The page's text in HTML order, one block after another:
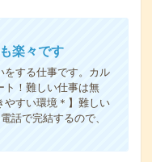
楽々です
をする仕事です。カル
ト！難しい仕事は無
やすい環境＊】難しい
話で完結するので、